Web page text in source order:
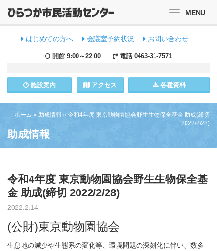
はじめての方へ 会議室予約状況 お問い合わせ
開館 9:00～22:00 電話 0463-31-7571
施設案内 アクセス 各種資料
ToggleMENU
ホーム » 助成情報 » 令和4年度 東京動物園協会野生生物保全基金 助成(締切
2022/2/28)
助成情報
令和4年度 東京動物園協会野生生物保全基
金 助成(締切 2022/2/28)
2022.2.14
(公財)東京動物園協会
生息地の減少や生態系の変化等、環境問題の深刻化に伴い、数多